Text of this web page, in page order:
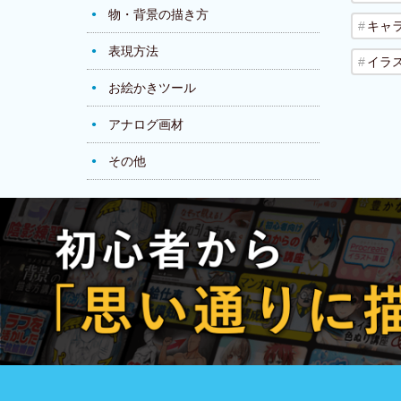
物・背景の描き方
表現方法
お絵かきツール
アナログ画材
その他
キャ
イラ